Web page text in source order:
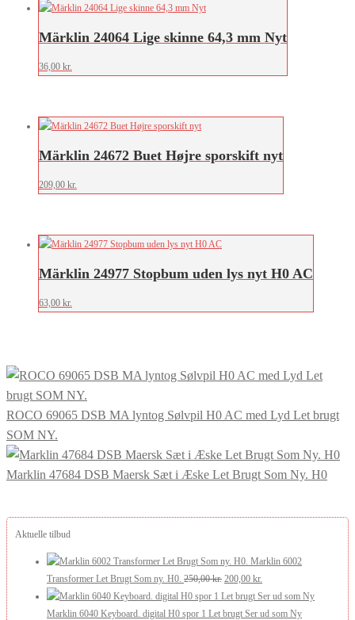
Märklin 24064 Lige skinne 64,3 mm Nyt
36,00 kr.
Märklin 24672 Buet Højre sporskift nyt
209,00 kr.
Märklin 24977 Stopbum uden lys nyt H0 AC
63,00 kr.
ROCO 69065 DSB MA lyntog Sølvpil H0 AC med Lyd Let brugt
SOM NY.
Marklin 47684 DSB Maersk Sæt i Æske Let Brugt Som Ny. H0
Aktuelle tilbud
Marklin 6002
Transformer Let Brugt Som ny. H0. 250,00kr. Den
oprindelige
pris
200,00 kr.
aktuelle
pris
Marklin 6040 Keyboard. digital H0 spor 1 Let brugt Ser ud som Ny